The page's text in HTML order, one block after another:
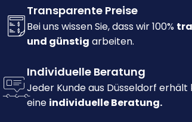
Transparente Preise
Bei uns wissen Sie, dass wir 100%
und günstig arbeiten.
Individuelle Beratung
Jeder Kunde aus Düsseldorf erhält
eine individuelle Beratung.